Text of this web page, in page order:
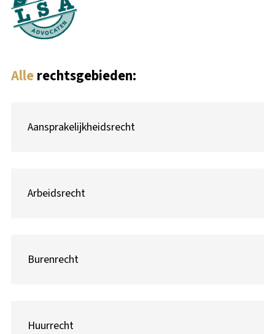
Allerechtsgebieden:
Aansprakelijkheidsrecht
Arbeidsrecht
Burenrecht
Huurrecht